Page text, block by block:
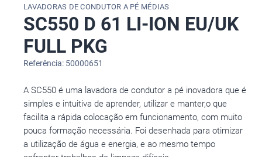
LAVADORAS DE CONDUTOR A PÉ MÉDIAS
SC550 D 61 LI-ION EU/UK
FULL PKG
Referência: 50000651
A SC550 é uma lavadora de condutor a pé inovadora que é
simples e intuitiva de aprender, utilizar e manter,o que
facilita a rápida colocação em funcionamento, com muito
pouca formação necessária. Foi desenhada para otimizar
a utilização de água e energia, e ao mesmo tempo